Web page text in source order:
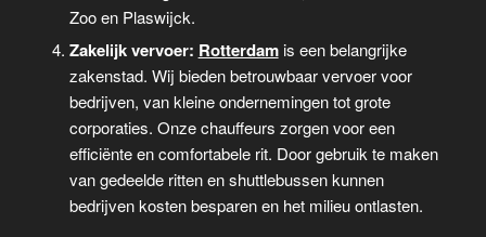
Zoo en Plaswijck.
Zakelijk vervoer: Rotterdamis een belangrijke
zakenstad. Wij bieden betrouwbaar vervoer voor
bedrijven, van kleine ondernemingen tot grote
corporaties. Onze chauffeurs zorgen voor een
efficiënte en comfortabele rit. Door gebruik te maken
van gedeelde ritten en shuttlebussen kunnen
bedrijven kosten besparen en het milieu ontlasten.